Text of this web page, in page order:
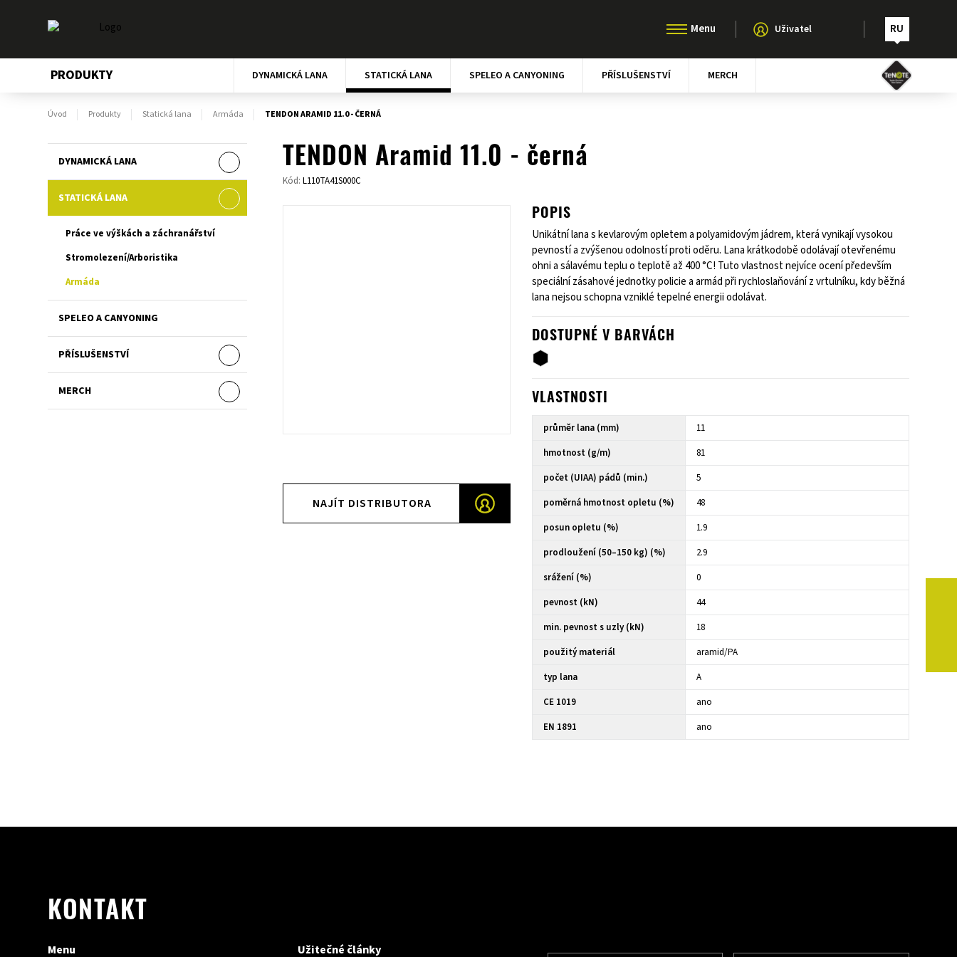
Uživatel RU
PRODUKTY DYNAMICKÁ LANA STATICKÁ LANA SPELEO A CANYONING PŘÍSLUŠENSTVÍ MERCH
Úvod Produkty Statická lana Armáda TENDON ARAMID 11.0 - ČERNÁ
DYNAMICKÁ LANA
STATICKÁ LANA
Práce ve výškách a záchranářství
Stromolezení/Arboristika
Armáda
SPELEO A CANYONING
PŘÍSLUŠENSTVÍ
MERCH
TENDON Aramid 11.0 - černá
Kód:L110TA41S000C
NAJÍT DISTRIBUTORA
POPIS
Unikátní lana s kevlarovým opletem a polyamidovým jádrem, která vynikají vysokou
pevností a zvýšenou odolností proti oděru. Lana krátkodobě odolávají otevřenému
ohni a sálavému teplu o teplotě až 400 °C! Tuto vlastnost nejvíce ocení především
speciální zásahové jednotky policie a armád při rychloslaňování z vrtulníku, kdy běžná
lana nejsou schopna vzniklé tepelné energii odolávat.
DOSTUPNÉ V BARVÁCH
VLASTNOSTI
průměr lana (mm)
11
hmotnost (g/m)
81
počet (UIAA) pádů (min.)
5
poměrná hmotnost opletu (%)
48
posun opletu (%)
1.9
prodloužení (50–150 kg) (%)
2.9
srážení (%)
0
pevnost (kN)
44
min. pevnost s uzly (kN)
18
použitý materiál
aramid/PA
typ lana
A
CE 1019
ano
EN 1891
ano
KONTAKT
Menu Užitečné články